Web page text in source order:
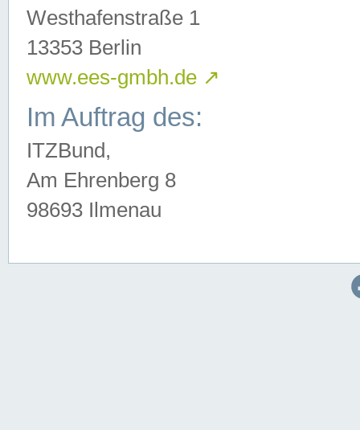
Westhafenstraße 1
13353 Berlin
www.ees-gmbh.de ↗
Im Auftrag des:
ITZBund,
Am Ehrenberg 8
98693 Ilmenau